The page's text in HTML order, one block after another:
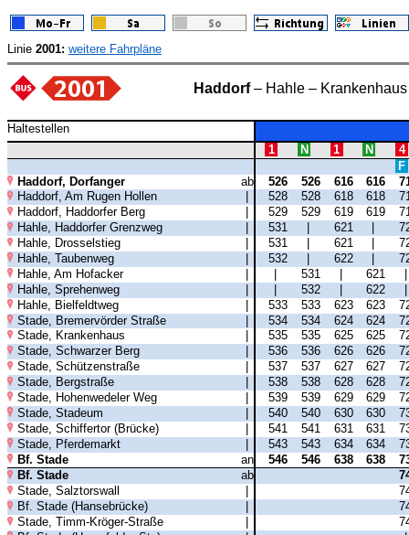
Linie 2001: weitere Fahrpläne
Haddorf– Hahle –
Haltestellen
1
N 1 N
4
F
Haddorf, Dorfanger
ab 526 526 616 616
Haddorf, Am Rugen Hollen
528 528 618 618
Haddorf, Haddorfer Berg
529 529 619 619
Hahle, Haddorfer Grenzweg
531 621
Hahle, Drosselstieg
531 621
Hahle, Taubenweg
532 622
Hahle, Am Hofacker
531 621
Hahle, Sprehenweg
532 622
Hahle, Bielfeldtweg
| 533 533 623 623
Stade, Bremervörder Straße
| 534 534 624 624
Stade, Krankenhaus
535 535 625 625
Stade, Schwarzer Berg
536 536 626 626
Stade, Schützenstraße
537 537 627 627
Stade, Bergstraße
538 538 628 628
Stade, Hohenwedeler Weg
539 539 629 629
Stade, Stadeum
540 540 630 630
Stade, Schiffertor (Brücke)
541 541 631 631
Stade, Pferdemarkt
| 543 543 634 634
Bf. Stade
an 546 546 638 638
Bf. Stade
ab
Stade, Salztorswall
Bf. Stade (Hansebrücke)
Stade, Timm-Kröger-Straße